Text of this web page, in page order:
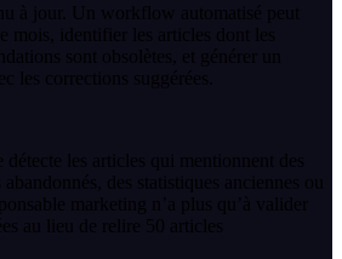
à jour. Un workflow automatisé peut
mois, identifier les articles dont les
sont obsolètes, et générer un
les corrections suggérées.
détecte les articles qui mentionnent des
des statistiques anciennes ou
marketing n’a plus qu’à valider
au lieu de relire 50 articles